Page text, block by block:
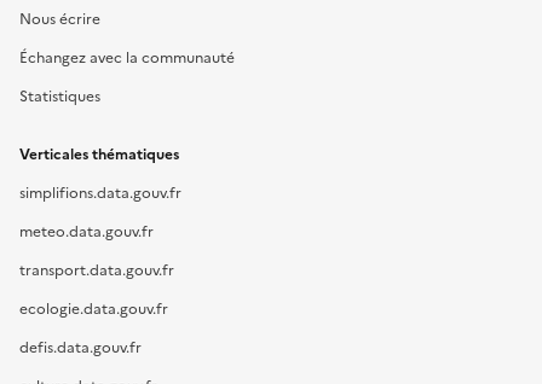
Nous écrire
Échangez avec la communauté
Statistiques
Verticales thématiques
simplifions.data.gouv.fr
meteo.data.gouv.fr
transport.data.gouv.fr
ecologie.data.gouv.fr
defis.data.gouv.fr